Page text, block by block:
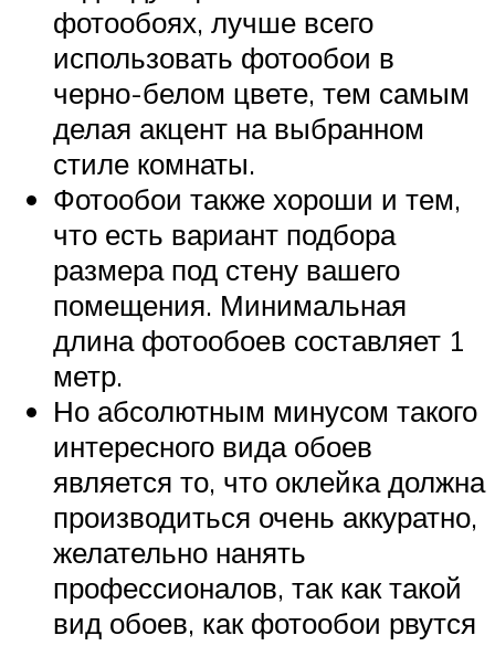
фотообоях, лучше всего
использовать фотообои в
черно-белом цвете, тем самым
делая акцент на выбранном
стиле комнаты.
Фотообои также хороши и тем,
что есть вариант подбора
размера под стену вашего
помещения. Минимальная
длина фотообоев составляет 1
метр.
Но абсолютным минусом такого
интересного вида обоев
является то, что оклейка должна
производиться очень аккуратно,
желательно нанять
профессионалов, так как такой
вид обоев, как фотообои рвутся